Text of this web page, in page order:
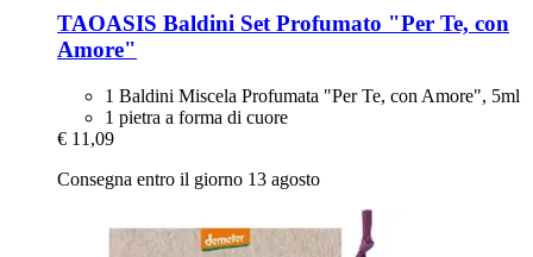
TAOASIS Baldini Set Profumato "Per Te, con
Amore"
1 Baldini Miscela Profumata "Per Te, con Amore", 5ml
1 pietra a forma di cuore
€ 11,09
Consegna entro il giorno 13 agosto